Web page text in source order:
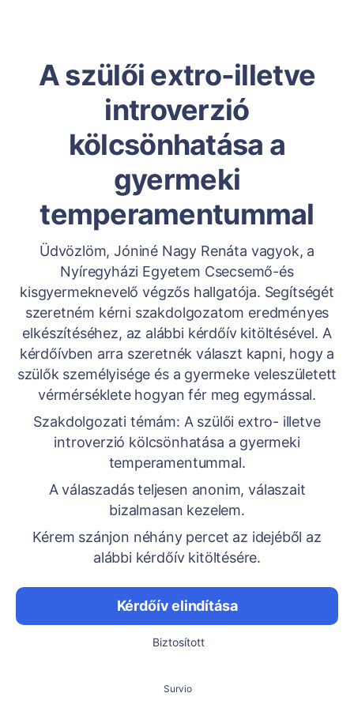
A szülői extro-illetve
introverzió
kölcsönhatása a
gyermeki
temperamentummal
Üdvözlöm, Jóniné Nagy Renáta vagyok, a
Nyíregyházi Egyetem Csecsemő-és
kisgyermeknevelő végzős hallgatója. Segítségét
szeretném kérni szakdolgozatom eredményes
elkészítéséhez, az alábbi kérdőív kitöltésével. A
kérdőívben arra szeretnék választ kapni, hogy a
szülők személyisége és a gyermeke veleszületett
vérmérséklete hogyan fér meg egymással.
Szakdolgozati témám: A szülői extro- illetve
introverzió kölcsönhatása a gyermeki
temperamentummal.
A válaszadás teljesen anonim, válaszait
bizalmasan kezelem.
Kérem szánjon néhány percet az idejéből az
alábbi kérdőív kitöltésére.
Kérdőív elindítása
Biztosított
Survio